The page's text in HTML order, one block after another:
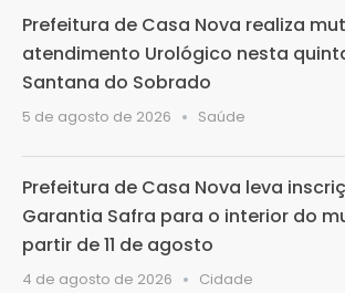
Prefeitura de Casa Nova realiza
atendimento Urológico nesta
Santana do Sobrado
5 de agosto de 2026 Saúde
Prefeitura de Casa Nova leva
Garantia Safra para o interior do
partir de 11 de agosto
4 de agosto de 2026 Cidade